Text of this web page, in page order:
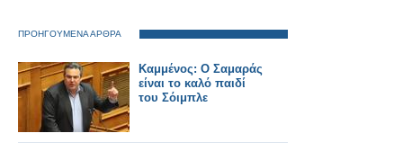
ΠΡΟΗΓΟΥΜΕΝΑ ΑΡΘΡΑ
Καμμένος: Ο Σαμαράς
είναι το καλό παιδί
του Σόιμπλε